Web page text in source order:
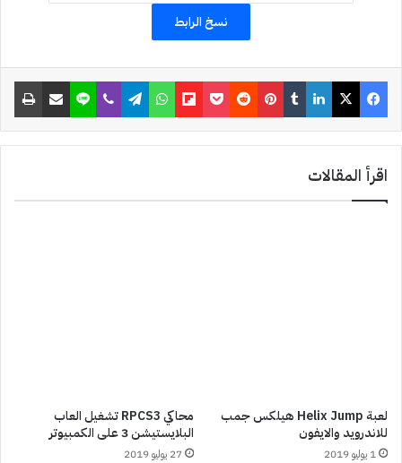
نسخ الرابط
فيسبوك ‫X لينكدإن ‏Tumblr بينتيريست ‏Reddit
‫Pocket
Flipboard واتساب تيلقرام ڤايبر لاين مشاركة عبر البريد
اقرأ المقالات
لعبة Helix Jump‏ هيلكس جمب
للاندرويد والايفون
1 يوليو 2019
محاكي RPCS3 تشغيل العاب
البلايستيشن 3 على الكمبيوتر
27 يوليو 2019